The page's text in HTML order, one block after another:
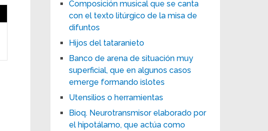
Composición musical que se canta
con el texto litúrgico de la misa de
difuntos
Hijos del tataranieto
Banco de arena de situación muy
superficial, que en algunos casos
emerge formando islotes
Utensilios o herramientas
Bioq. Neurotransmisor elaborado por
el hipotálamo, que actúa como